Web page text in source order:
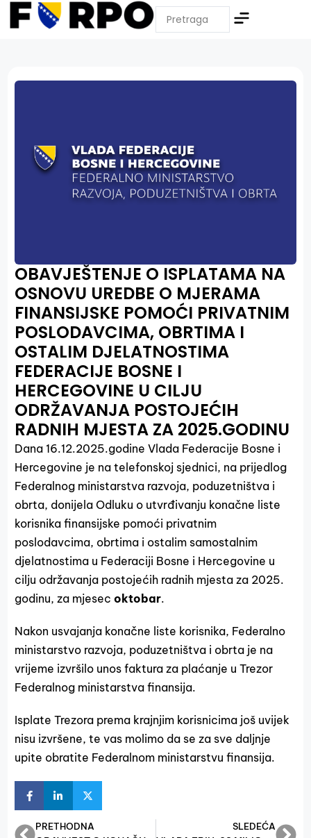
OBAVJEŠTENJE O ISPLATAMA NA
OSNOVU UREDBE O MJERAMA
FINANSIJSKE POMOĆI PRIVATNIM
POSLODAVCIMA, OBRTIMA I
OSTALIM DJELATNOSTIMA
FEDERACIJE BOSNE I
HERCEGOVINE U CILJU
ODRŽAVANJA POSTOJEĆIH
RADNIH MJESTA ZA 2025.GODINU
Dana 16.12.2025.godine Vlada Federacije Bosne i
Hercegovine je na telefonskoj sjednici, na prijedlog
Federalnog ministarstva razvoja, poduzetništva i
obrta, donijela Odluku o utvrđivanju konačne liste
korisnika finansijske pomoći privatnim
poslodavcima, obrtima i ostalim samostalnim
djelatnostima u Federaciji Bosne i Hercegovine u
cilju održavanja postojećih radnih mjesta za 2025.
godinu, za mjesecoktobar.
Nakon usvajanja konačne liste korisnika, Federalno
ministarstvo razvoja, poduzetništva i obrta je na
vrijeme izvršilo unos faktura za plaćanje u Trezor
Federalnog ministarstva finansija.
Isplate Trezora prema krajnjim korisnicima još uvijek
nisu izvršene, te vas molimo da se za sve daljnje
upite obratite Federalnom ministarstvu finansija.
PRETHODNA SLEDEĆA